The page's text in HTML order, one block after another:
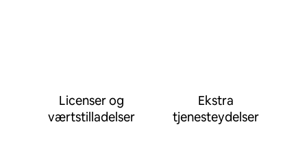
Licenser og
værtstilladelser
Ekstra
tjenesteydelser